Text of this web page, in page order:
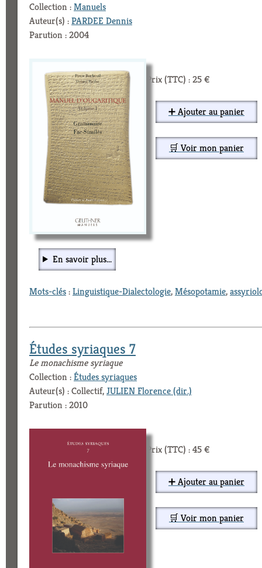
Collection :Manuels
Auteur(s) :PARDEE Dennis
Parution : 2004
Prix (TTC) : 25 €
➕ Ajouter au panier
🛒 Voir mon panier
En savoir plus...
Mots-clés:Linguistique-Dialectologie,Mésopotamie,
Études syriaques 7
Le monachisme syriaque
Collection :Études syriaques
Auteur(s) : Collectif,JULIEN Florence (dir.)
Parution : 2010
Prix (TTC) : 45 €
➕ Ajouter au panier
🛒 Voir mon panier